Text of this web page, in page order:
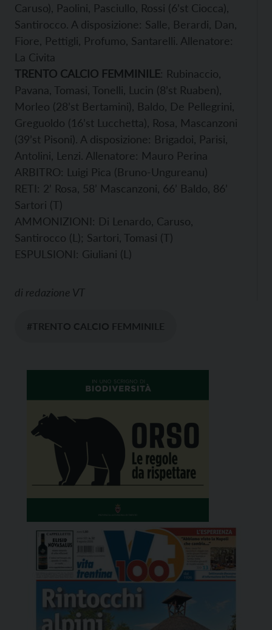
Caruso), Paolini, Pasciullo, Rossi (6’st Ciocca),
Santirocco. A disposizione: Salle, Berardi, Dan,
Fiore, Pettigli, Profumo, Santarelli. Allenatore:
La Civita
TRENTO CALCIO FEMMINILE: Rubinaccio,
Pavana, Tomasi, Tonelli, Lucin (8’st Ruaben),
Morleo (28’st Bertamini), Baldo, De Pellegrini,
Greguoldo (16’st Lucchetta), Rosa, Mascanzoni
(39’st Pisoni). A disposizione: Brigadoi, Parisi,
Antolini, Lenzi. Allenatore: Mauro Perina
ARBITRO: Luigi Pica (Bruno-Ungureanu)
RETI: 2’ Rosa, 58’ Mascanzoni, 66’ Baldo, 86’
Sartori (T)
AMMONIZIONI: Di Lenardo, Caruso,
Santirocco (L); Sartori, Tomasi (T)
ESPULSIONI: Giuliani (L)
di redazione VT
#TRENTO CALCIO FEMMINILE